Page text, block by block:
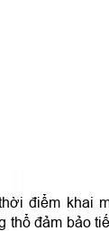
điểm khai
thổ đảm bảo